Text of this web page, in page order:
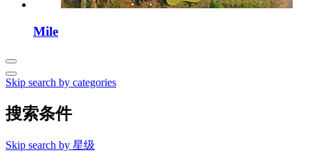
Mile
Skip search by categories
搜索条件
Skip search by 星级